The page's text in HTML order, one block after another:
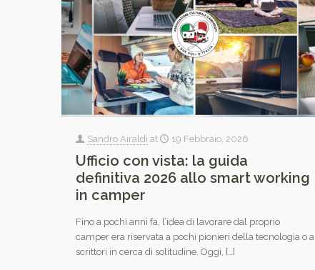
Sandro Airaldi at 19 Febbraio, 2026
Ufficio con vista: la guida
definitiva 2026 allo smart working
in camper
Fino a pochi anni fa, l’idea di lavorare dal proprio
camper era riservata a pochi pionieri della tecnologia o a
scrittori in cerca di solitudine. Oggi, […]